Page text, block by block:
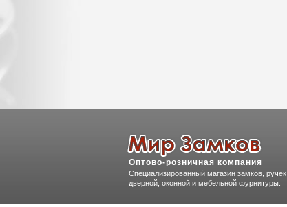
Оптово-розничная компания
Специализированный магазин замков, ручек,
дверной, оконной и мебельной фурнитуры.